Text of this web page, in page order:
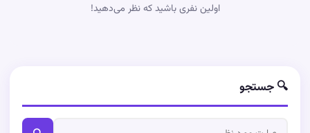
اولین نفری باشید که نظر می‌دهید!
🔍 جستجو